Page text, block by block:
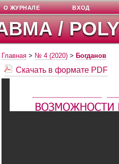
/
О ЖУРНАЛЕ ВХОД
Главная > № 4 (2020) > Богданов
Скачать в формате PDF